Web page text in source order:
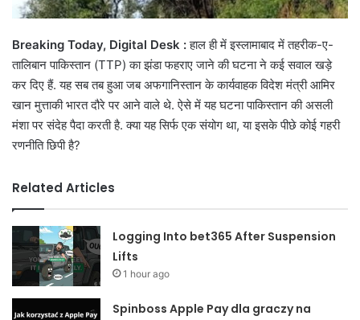
Breaking Today, Digital Desk :हाल ही में इस्लामाबाद में तहरीक-ए-
तालिबान पाकिस्तान (TTP) का झंडा फहराए जाने की घटना ने कई सवाल खड़े
कर दिए हैं. यह सब तब हुआ जब अफगानिस्तान के कार्यवाहक विदेश मंत्री आमिर
खान मुत्ताकी भारत दौरे पर आने वाले थे. ऐसे में यह घटना पाकिस्तान की असली
मंशा पर संदेह पैदा करती है. क्या यह सिर्फ एक संयोग था, या इसके पीछे कोई गहरी
रणनीति छिपी है?
Related Articles
Logging Into bet365 After Suspension
Lifts
1 hour ago
Spinboss Apple Pay dla graczy na